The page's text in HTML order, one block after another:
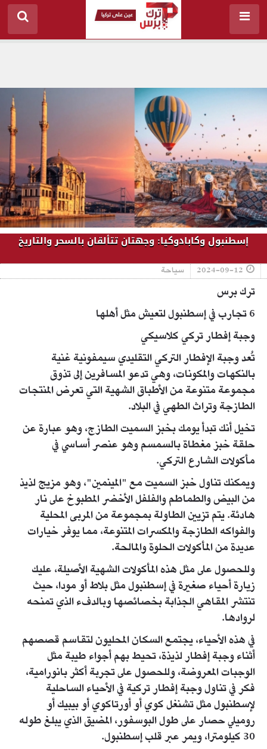
إسطنبول وكابادوكيا: وجهتان تتألقان بالسحر والتاريخ
2024-09-12 سياحة
ترك برس
6 تجارب في إسطنبول لتعيش مثل أهلها
وجبة إفطار تركي كلاسيكي
تُعد وجبة الإفطار التركي التقليدي سيمفونية غنية
بالنكهات والمكونات، وهي تدعو المسافرين إلى تذوق
مجموعة متنوعة من الأطباق الشهية التي تعرض المنتجات
الطازجة وتراث الطهي في البلاد.
تخيل أنك تبدأ يومك بخبز السميت الطازج، وهو عبارة عن
حلقة خبز مغطاة بالسمسم وهو عنصر أساسي في
مأكولات الشارع التركي.
ويمكنك تناول خبز السميت مع "المينمين"، وهو مزيج لذيذ
من البيض والطماطم والفلفل الأخضر المطبوخ على نار
هادئة. يتم تزيين الطاولة بمجموعة من المربى المحلية
والفواكه الطازجة والمكسرات المتنوعة، مما يوفر خيارات
عديدة من المأكولات الحلوة والمالحة.
وللحصول على مثل هذه المأكولات الشهية الأصيلة، عليك
زيارة أحياء صغيرة في إسطنبول مثل بلاط أو مودا، حيث
تنتشر المقاهي الجذابة بخصائصها وبالدفء الذي تمنحه
لروادها.
في هذه الأحياء، يجتمع السكان المحليون لتقاسم قصصهم
أثناء وجبة إفطار لذيذة، تحيط بهم أجواء طيبة مثل
الوجبات المعروضة، وللحصول على تجربة أكثر بانورامية،
فكر في تناول وجبة إفطار تركية في الأحياء الساحلية
لإسطنبول مثل تشنغل كوي أو أورتاكوي أو بيبيك أو
روميلي حصار على طول البوسفور، المضيق الذي يبلغ طوله
30 كيلومترا، ويمر عبر قلب إسطنبول.